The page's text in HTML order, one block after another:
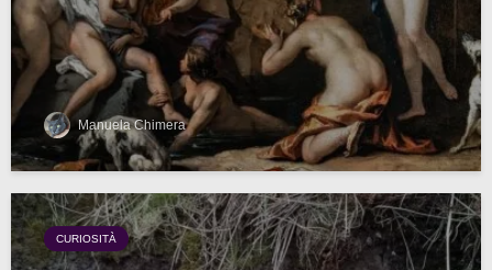
Manuela Chimera
CURIOSITÀ